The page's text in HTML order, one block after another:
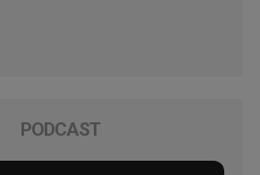
PODCAST